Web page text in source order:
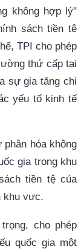
không hợp lý"
sách tiền tệ
TPI cho phép
thứ cấp tại
sự gia tăng chi
yếu tố kinh tế
hóa không
gia trong khu
tiền tệ của
khu vực.
cho phép
quốc gia một